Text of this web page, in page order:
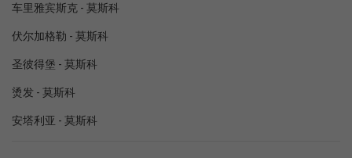
车里雅宾斯克 - 莫斯科
伏尔加格勒 - 莫斯科
圣彼得堡 - 莫斯科
烫发 - 莫斯科
安塔利亚 - 莫斯科